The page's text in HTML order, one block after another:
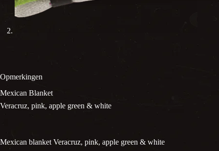
Opmerkingen
Mexican Blanket
Veracruz, pink, apple green & white
Mexican blanket Veracruz, pink, apple green & white